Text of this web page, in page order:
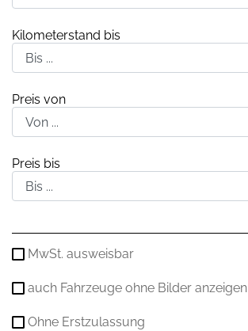
Kilometerstand bis
Preis von
Preis bis
MwSt. ausweisbar
auch Fahrzeuge ohne Bilder anzeigen
Ohne Erstzulassung